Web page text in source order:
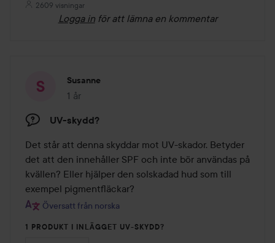
2609 visningar
Logga in för att lämna en kommentar
Susanne
1 år
Inlägget skapades 1 år
UV-skydd?
Det står att denna skyddar mot UV-skador. Betyder
det att den innehåller SPF och inte bör användas på
kvällen? Eller hjälper den solskadad hud som till
exempel pigmentfläckar?
Översatt från norska
1 PRODUKT I INLÄGGET UV-SKYDD?